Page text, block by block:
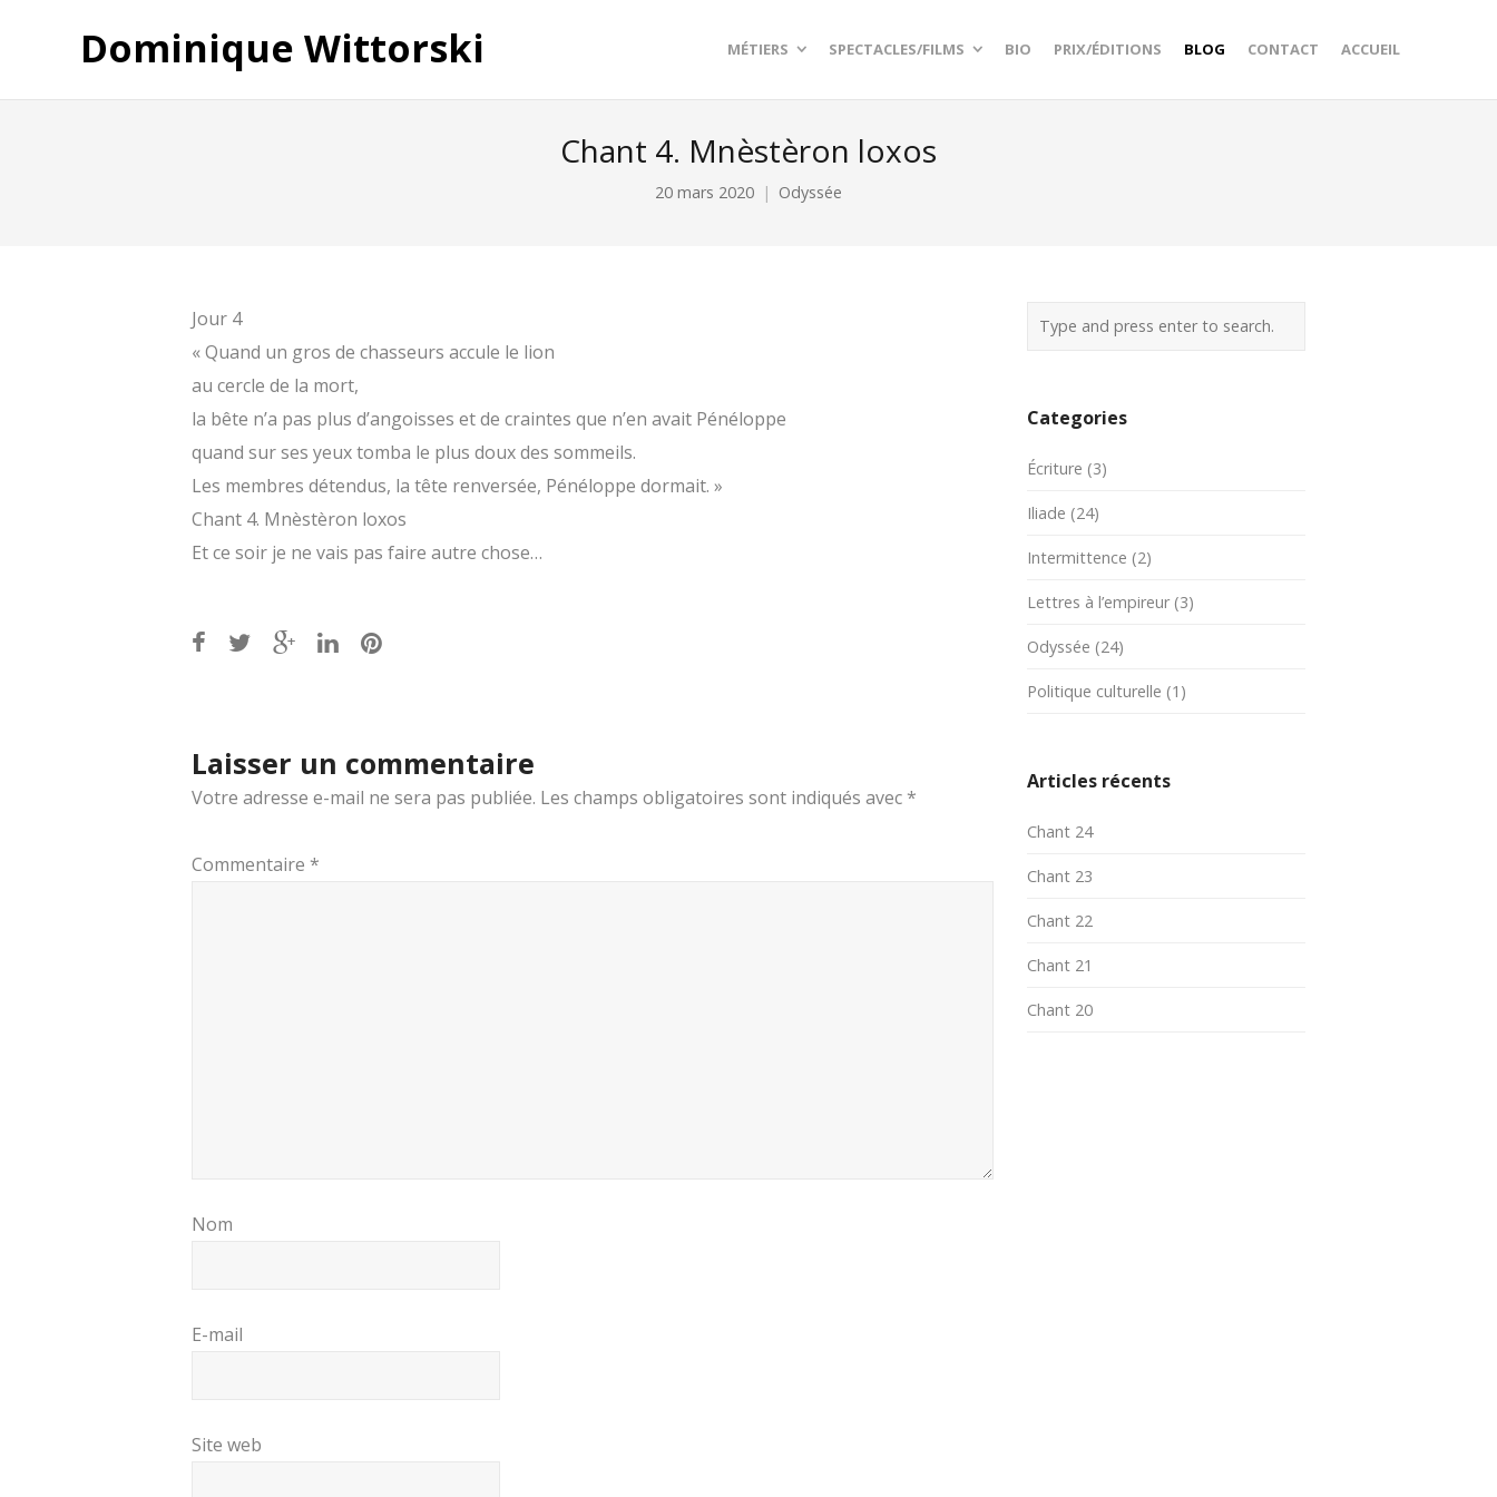
Dominique Wittorski MÉTIERS SPECTACLES/FILMS BIO PRIX/ÉDITIONS BLOG CONTACT ACCUEIL
Chant 4. Mnèstèron loxos
20 mars 2020 Odyssée
Jour 4
« Quand un gros de chasseurs accule le lion
au cercle de la mort,
la bête n’a pas plus d’angoisses et de craintes que n’en avait Pénéloppe
quand sur ses yeux tomba le plus doux des sommeils.
Les membres détendus, la tête renversée, Pénéloppe dormait. »
Chant 4. Mnèstèron loxos
Et ce soir je ne vais pas faire autre chose…
Laisser un commentaire
Votre adresse e-mail ne sera pas publiée. Les champs obligatoires sont indiqués avec *
Commentaire *
Nom
E-mail
Site web
Categories
Écriture (3)
Iliade (24)
Intermittence (2)
Lettres à l’empireur(3)
Odyssée (24)
Politique culturelle (1)
Articles récents
Chant 24
Chant 23
Chant 22
Chant 21
Chant 20